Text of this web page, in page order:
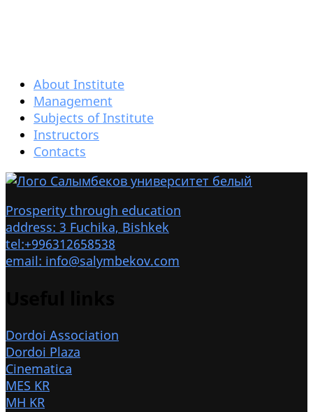
About Institute
Management
Subjects of Institute
Instructors
Contacts
Prosperity through education
address: 3 Fuchika, Bishkek
tel:+996312658538
email: info@salymbekov.com
Dordoi Association
Dordoi Plaza
Cinematica
MES KR
MH KR